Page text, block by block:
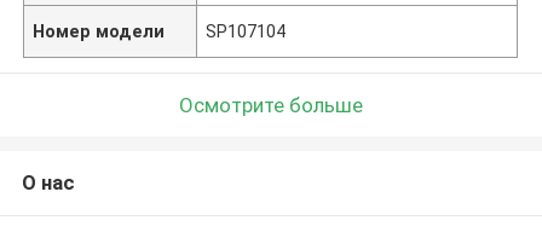
Номер модели SP107104
Осмотрите больше
О нас